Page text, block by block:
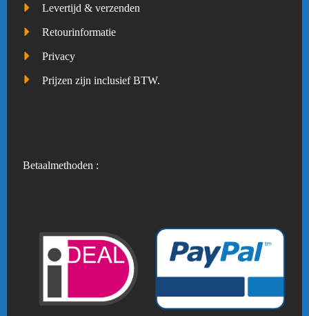
Levertijd & verzenden
Retourinformatie
Privacy
Prijzen zijn inclusief BTW.
Betaalmethoden :